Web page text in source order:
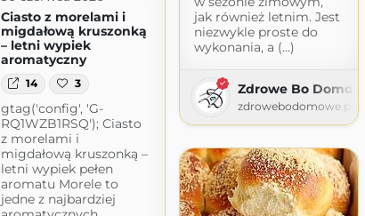
jak również letnim. Jest
niezwykle proste do
wykonania, a (...)
Zdrowe Bo Domowe
zdrowebodomowe.pl
Ciasto z morelami i
migdałową kruszonką
– letni wypiek
aromatyczny
14 3
gtag('config', 'G-
RQ1WZB1RSQ'); Ciasto
z morelami i
migdałową kruszonką –
letni wypiek pełen
aromatu Morele to
jedne z najbardziej